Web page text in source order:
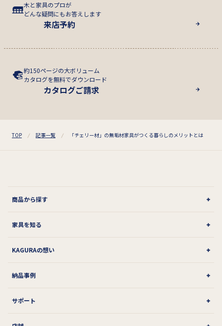
木と家具のプロが
どんな疑問にもお答えします
来店予約
約150ページの大ボリューム
カタログを無料でダウンロード
カタログご請求
TOP 記事一覧 「チェリー材」の無垢材家具がつくる暮らしのメリットとは
商品から探す
家具を知る
KAGURAの想い
納品事例
サポート